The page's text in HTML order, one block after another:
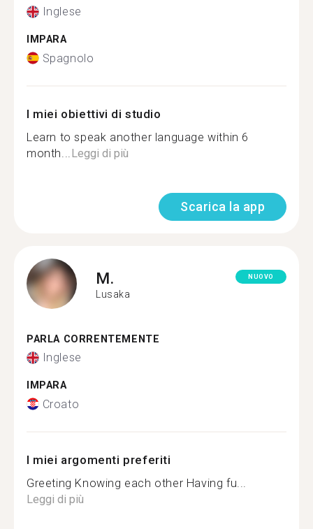
Inglese
IMPARA
Spagnolo
I miei obiettivi di studio
Learn to speak another language within 6
month... Leggi di più
Scarica la app
M.
Lusaka
NUOVO
PARLA CORRENTEMENTE
Inglese
IMPARA
Croato
I miei argomenti preferiti
Greeting Knowing each other Having fu...
Leggi di più